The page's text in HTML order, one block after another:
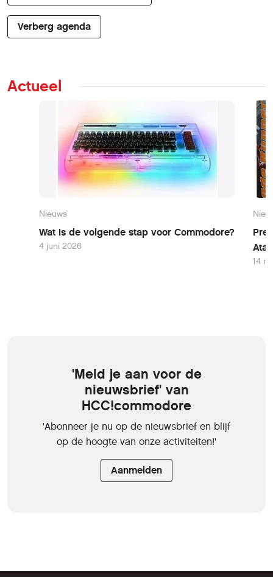
Verberg agenda
Actueel
Nieuws
Wat is de volgende stap voor Commodore?
4 juni 2026
14
'Meld je aan voor de
nieuwsbrief' van
HCC!commodore
'Abonneer je nu op de nieuwsbrief en blijf
op de hoogte van onze activiteiten!'
Aanmelden